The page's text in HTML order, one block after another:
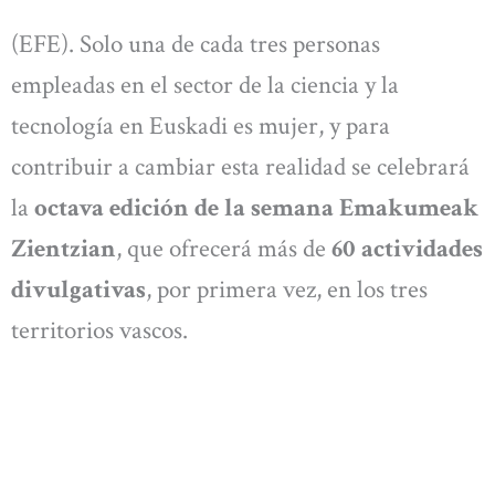
(EFE). Solo una de cada tres personas
empleadas en el sector de la ciencia y la
tecnología en Euskadi es mujer, y para
contribuir a cambiar esta realidad se celebrará
la octava edición de la semana Emakumeak
Zientzian, que ofrecerá más de 60 actividades
divulgativas, por primera vez, en los tres
territorios vascos.